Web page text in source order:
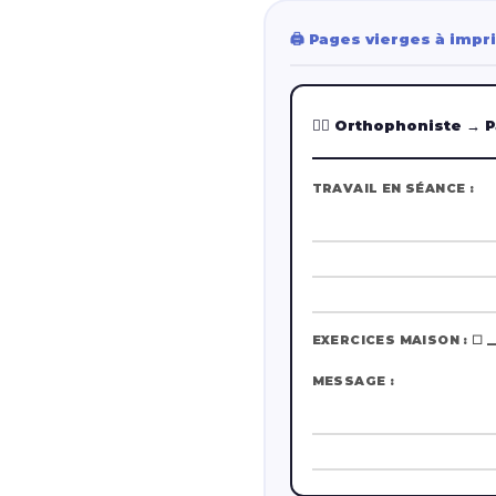
🖨️ Pages vierges à
👩‍⚕️ Orthophoniste →
TRAVAIL EN SÉANCE :
EXERCICES MAISON : ☐
MESSAGE :